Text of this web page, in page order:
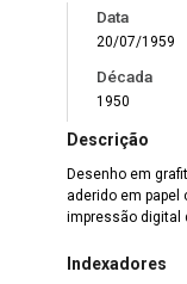
Data
20/07/1959
Década
1950
Descrição
Desenho em
aderido em papel
impressão digital
Indexadores